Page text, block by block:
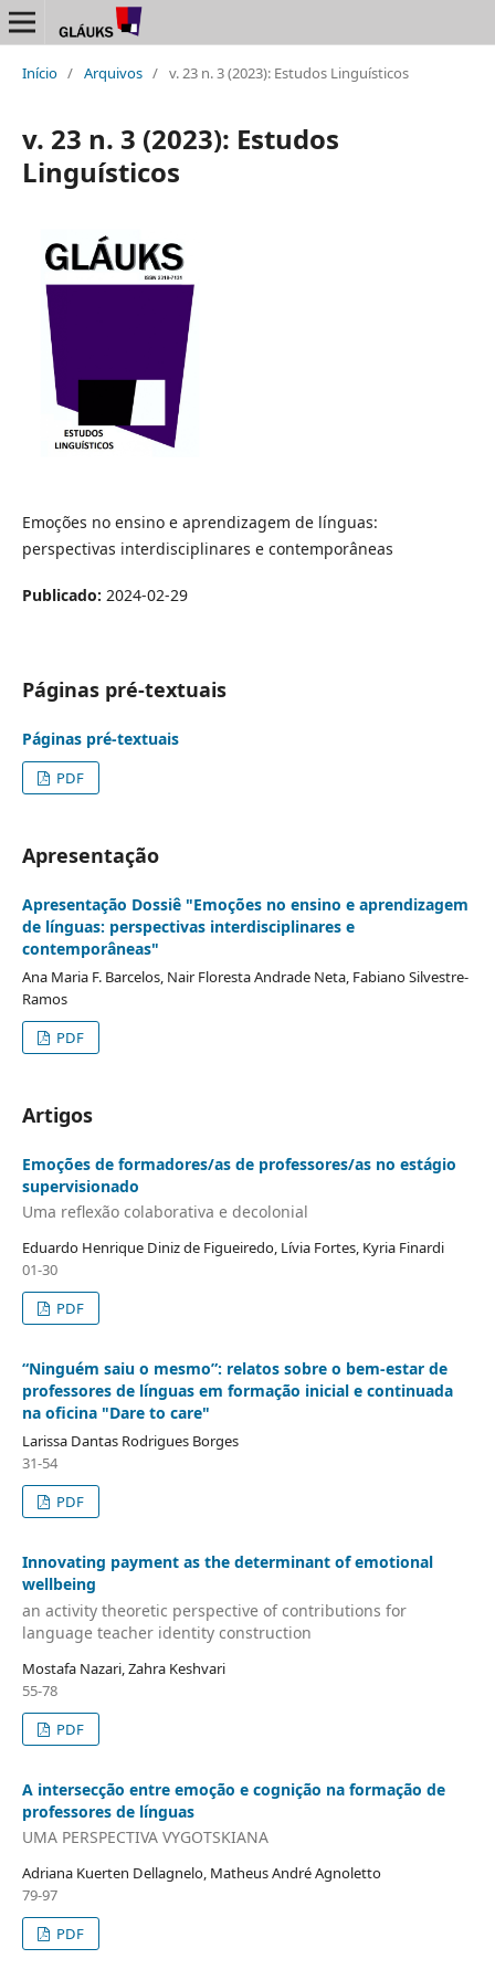
Início / Arquivos / v. 23 n. 3 (2023): Estudos Linguísticos
v. 23 n. 3 (2023): Estudos
Linguísticos
Emoções no ensino e aprendizagem de línguas:
perspectivas interdisciplinares e contemporâneas
Publicado: 2024-02-29
Páginas pré-textuais
Páginas pré-textuais
PDF
Apresentação
Apresentação Dossiê "Emoções no ensino e aprendizagem
de línguas: perspectivas interdisciplinares e
contemporâneas"
Ana Maria F. Barcelos, Nair Floresta Andrade Neta, Fabiano Silvestre-
Ramos
PDF
Artigos
Emoções de formadores/as de professores/as no estágio
supervisionado
Uma reflexão colaborativa e decolonial
Eduardo Henrique Diniz de Figueiredo, Lívia Fortes, Kyria Finardi
01-30
PDF
“Ninguém saiu o mesmo”: relatos sobre o bem-estar de
professores de línguas em formação inicial e continuada
na oficina "Dare to care"
Larissa Dantas Rodrigues Borges
31-54
PDF
Innovating payment as the determinant of emotional
wellbeing
an activity theoretic perspective of contributions for
language teacher identity construction
Mostafa Nazari, Zahra Keshvari
55-78
PDF
A intersecção entre emoção e cognição na formação de
professores de línguas
UMA PERSPECTIVA VYGOTSKIANA
Adriana Kuerten Dellagnelo, Matheus André Agnoletto
79-97
PDF